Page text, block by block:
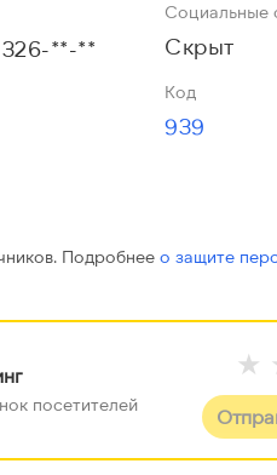
326-**-**
Социальные
Скрыт
Код
939
Подробнеео защите
посетителей
★